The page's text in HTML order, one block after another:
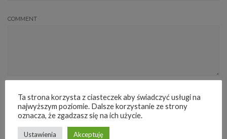
COMMENT
Save my name, email, and website in this browser for the next time I comment.
ATTACHMENT
Ta strona korzysta z ciasteczek aby świadczyć usługi na
najwyższym poziomie. Dalsze korzystanie ze strony
oznacza, że zgadzasz się na ich użycie.
Ustawienia Akceptuję